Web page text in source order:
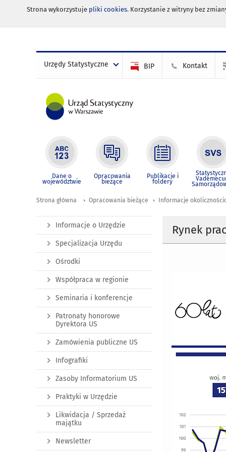
Strona wykorzystuje pliki cookies. Korzystanie z witryny bez
Urzędy Statystyczne BIP Kontakt
Dane o
województwie
Opracowania
bieżące
Publikacje i
foldery
Strona główna Opracowania bieżące Informacje
Rynek
Informacje o Urzędzie
Specjalizacja Urzędu
Ośrodki
Współpraca w regionie
Seminaria i konferencje
Patronaty honorowe
Dyrektora US
Zamówienia publiczne US
Infografiki
Zasoby Informatorium US
Praktyki w Urzędzie
Likwidacja / Sprzedaż
majątku
Newsletter